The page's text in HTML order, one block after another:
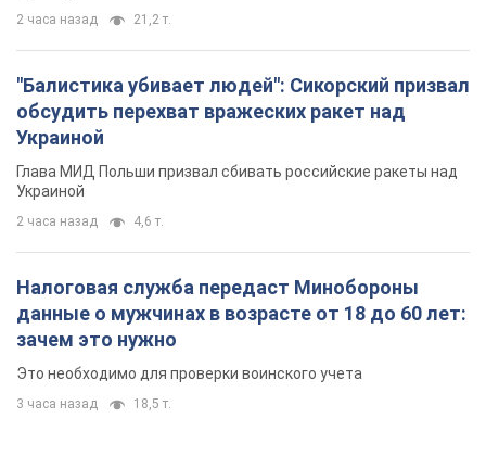
2 часа назад 21,2 т.
"Балистика убивает людей": Сикорский призвал
обсудить перехват вражеских ракет над
Украиной
Глава МИД Польши призвал сбивать российские ракеты над
Украиной
2 часа назад 4,6 т.
Налоговая служба передаст Минобороны
данные о мужчинах в возрасте от 18 до 60 лет:
зачем это нужно
Это необходимо для проверки воинского учета
3 часа назад 18,5 т.